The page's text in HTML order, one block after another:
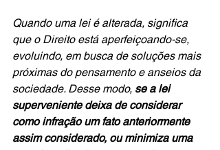
Quando uma lei é alterada, significa
que o Direito está aperfeiçoando-se,
evoluindo, em busca de soluções mais
próximas do pensamento e anseios da
sociedade. Desse modo, se a lei
superveniente deixa de considerar
como infração um fato anteriormente
assim considerado, ou minimiza uma